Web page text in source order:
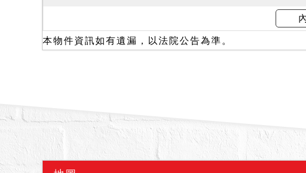
至114年8月31日止，租金每月2
層及2層進出均由內梯進出。據債
自108年12月9日起至109年12月
應買人逕向相關單位洽詢查明，
三、本件6318建號建物，為未辦
辦理所有權登記，且需承擔被拆
本物件資訊如有遺漏，以法院公告為準。